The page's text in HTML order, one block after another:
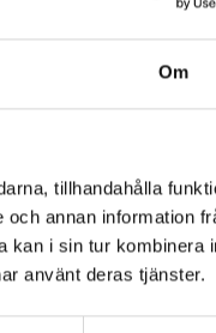
Om
tillhandahålla
annan information
kan i sin tur kombinera
använt deras tjänster.